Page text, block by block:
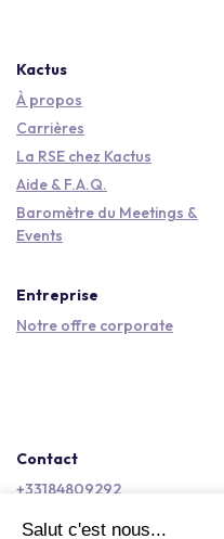
Kactus
À propos
Carrières
La RSE chez Kactus
Aide & F.A.Q.
Baromètre du Meetings &
Events
Entreprise
Notre offre corporate
Contact
+33184809292